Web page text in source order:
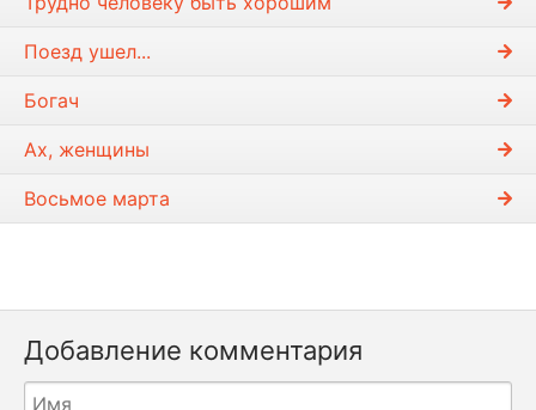
Поезд ушел...
Богач
Ах, женщины
Восьмое марта
Добавление комментария